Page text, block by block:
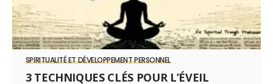
SPIRITUALITÉ ET DÉVELOPPEMENT PERSONNEL
3 TECHNIQUES CLÉS POUR L’ÉVEIL